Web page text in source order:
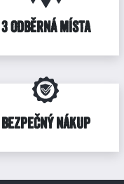
3 ODBĚRNÁ MÍSTA
BEZPEČNÝ NÁKUP